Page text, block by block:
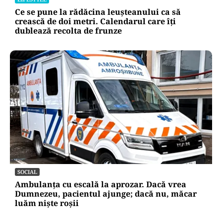
Ce se pune la rădăcina leușteanului ca să
crească de doi metri. Calendarul care îți
dublează recolta de frunze
SOCIAL
Ambulanța cu escală la aprozar. Dacă vrea
Dumnezeu, pacientul ajunge; dacă nu, măcar
luăm niște roșii